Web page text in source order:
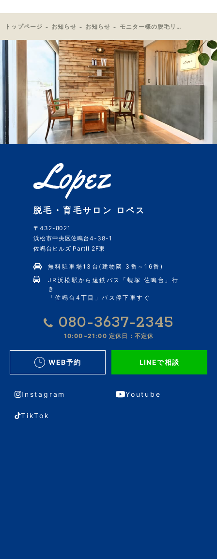
トップページ お知らせ お知らせ モニター様の脱毛リポートご紹介！
脱毛・育毛サロン ロペス
〒432-8021
浜松市中央区佐鳴台4-38-1
佐鳴台ヒルズ PartII 2F東
無料駐車場13台(建物隣 3番～16番)
JR浜松駅から遠鉄バス「蜆塚 佐鳴台」行
き
「佐鳴台4丁目」バス停下車すぐ
080-3637-2345
10:00~21:00 定休日：不定休
WEB予約 LINEで相談
Instagram Youtube
TikTok